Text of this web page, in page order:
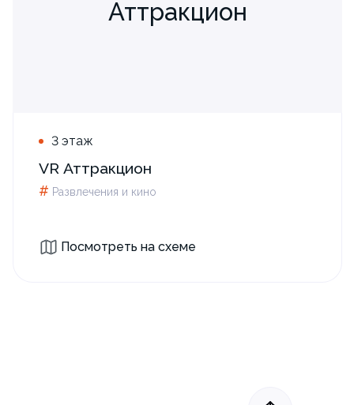
Аттракцион
3 этаж
VR Аттракцион
# Развлечения и кино
Посмотреть на схеме